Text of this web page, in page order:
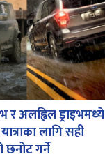
र अलह्विल ड्राइभमध्ये
लागि सही
गर्ने